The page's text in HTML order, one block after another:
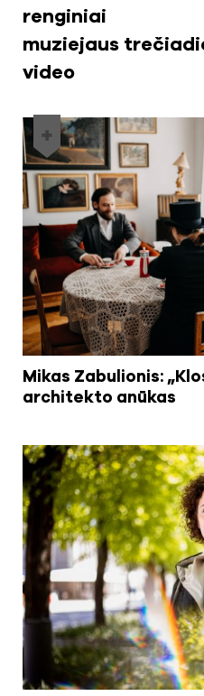
Mikas Zabulionis:
architekto anūkas
renginiai
muziejaus
video